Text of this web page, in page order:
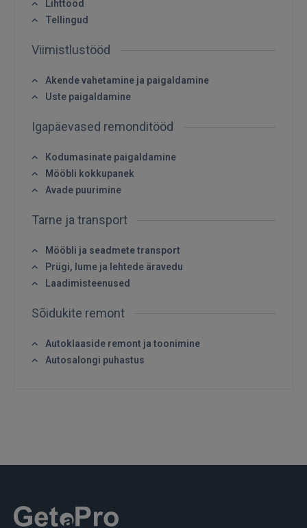
Sisene
Unustasite parooli?
FACEBOOK
Lihttööd
Tellingud
Viimistlustööd
Akende vahetamine ja paigaldamine
Uste paigaldamine
Igapäevased remonditööd
Kodumasinate paigaldamine
Mööbli kokkupanek
Avade puurimine
Tarne ja transport
Mööbli ja seadmete transport
Prügi, lume ja lehtede äravedu
Laadimisteenused
Sõidukite remont
Autoklaaside remont ja toonimine
Autosalongi puhastus